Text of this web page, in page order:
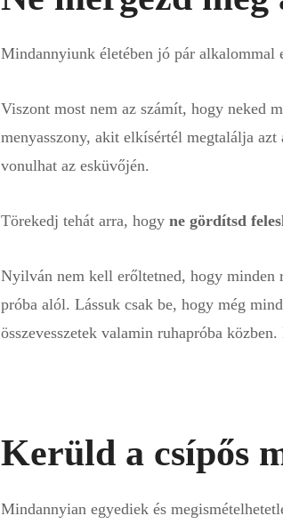
Mindannyiunk életében jó pár
Viszont most nem az számít, hogy neked
menyasszony, akit elkísértél megtalálja azt
vonulhat az esküvőjén.
Törekedj tehát arra, hogy ne gördítsd
Nyilván nem kell erőltetned, hogy minden
próba alól. Lássuk csak be, hogy még
összevesszetek valamin ruhapróba
Kerüld a csípős
Mindannyian egyediek és